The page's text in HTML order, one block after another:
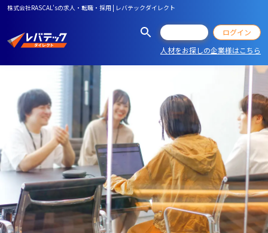
株式会社RASCAL'sの求人・転職・採用 | レバテックダイレクト
ログイン
人材をお探しの企業様はこちら